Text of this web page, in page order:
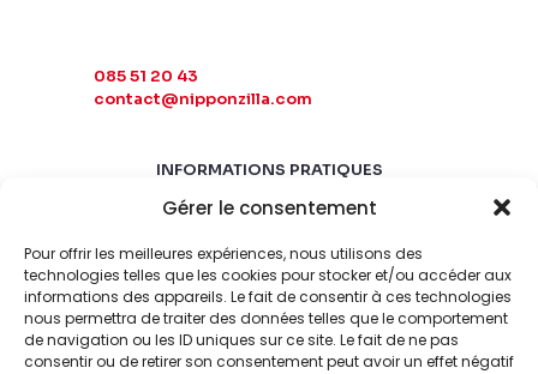
Gérer le consentement
Pour offrir les meilleures expériences, nous utilisons des
technologies telles que les cookies pour stocker et/ou accéder aux
informations des appareils. Le fait de consentir à ces technologies
nous permettra de traiter des données telles que le comportement
de navigation ou les ID uniques sur ce site. Le fait de ne pas
consentir ou de retirer son consentement peut avoir un effet négatif
085 51 20 43
contact@nipponzilla.com
INFORMATIONS PRATIQUES
MARDI-SAMEDI
LUNDI-DIMANCHE
FERMÉ